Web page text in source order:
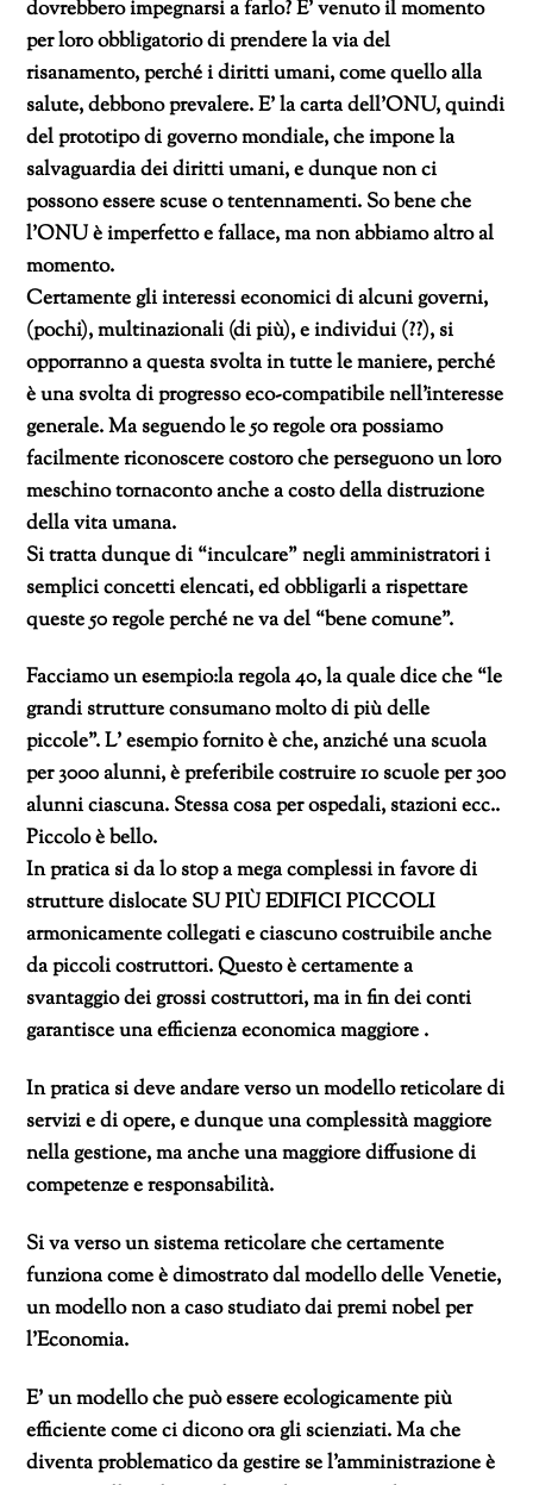
dovrebbero impegnarsi a farlo? E’ venuto il momento
per loro obbligatorio di prendere la via del
risanamento, perché i diritti umani, come quello alla
salute, debbono prevalere. E’ la carta dell’ONU, quindi
del prototipo di governo mondiale, che impone la
salvaguardia dei diritti umani, e dunque non ci
possono essere scuse o tentennamenti. So bene che
l’ONU è imperfetto e fallace, ma non abbiamo altro al
momento.
Certamente gli interessi economici di alcuni governi,
(pochi), multinazionali (di più), e individui (??), si
opporranno a questa svolta in tutte le maniere, perché
è una svolta di progresso eco-compatibile nell’interesse
generale. Ma seguendo le 50 regole ora possiamo
facilmente riconoscere costoro che perseguono un loro
meschino tornaconto anche a costo della distruzione
della vita umana.
Si tratta dunque di “inculcare” negli amministratori i
semplici concetti elencati, ed obbligarli a rispettare
queste 50 regole perché ne va del “bene comune”.
Facciamo un esempio:la regola 40, la quale dice che “le
grandi strutture consumano molto di più delle
piccole”. L’ esempio fornito è che, anziché una scuola
per 3000 alunni, è preferibile costruire 10 scuole per 300
alunni ciascuna. Stessa cosa per ospedali, stazioni ecc..
Piccolo è bello.
In pratica si da lo stop a mega complessi in favore di
strutture dislocate SU PIÙ EDIFICI PICCOLI
armonicamente collegati e ciascuno costruibile anche
da piccoli costruttori. Questo è certamente a
svantaggio dei grossi costruttori, ma in fin dei conti
garantisce una efficienza economica maggiore .
In pratica si deve andare verso un modello reticolare di
servizi e di opere, e dunque una complessità maggiore
nella gestione, ma anche una maggiore diffusione di
competenze e responsabilità.
Si va verso un sistema reticolare che certamente
funziona come è dimostrato dal modello delle Venetie,
un modello non a caso studiato dai premi nobel per
l’Economia.
E’ un modello che può essere ecologicamente più
efficiente come ci dicono ora gli scienziati. Ma che
diventa problematico da gestire se l’amministrazione è